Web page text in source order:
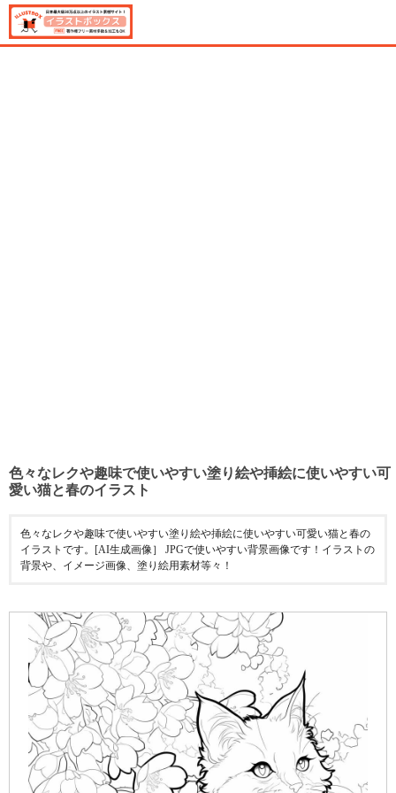
色々なレクや趣味で使いやすい塗り絵や挿絵に使いやすい可
愛い猫と春のイラスト
色々なレクや趣味で使いやすい塗り絵や挿絵に使いやすい可愛い猫と春の
イラストです。[AI生成画像］ JPGで使いやすい背景画像です！イラストの
背景や、イメージ画像、塗り絵用素材等々！